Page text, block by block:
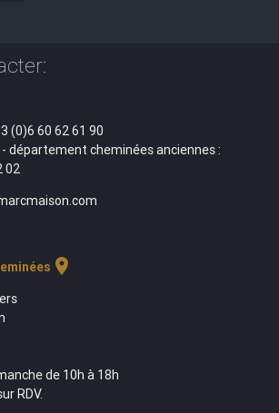
(0)6 60 62 61 90
département cheminées anciennes :
02
location_on
de 10h à 18h
RDV.